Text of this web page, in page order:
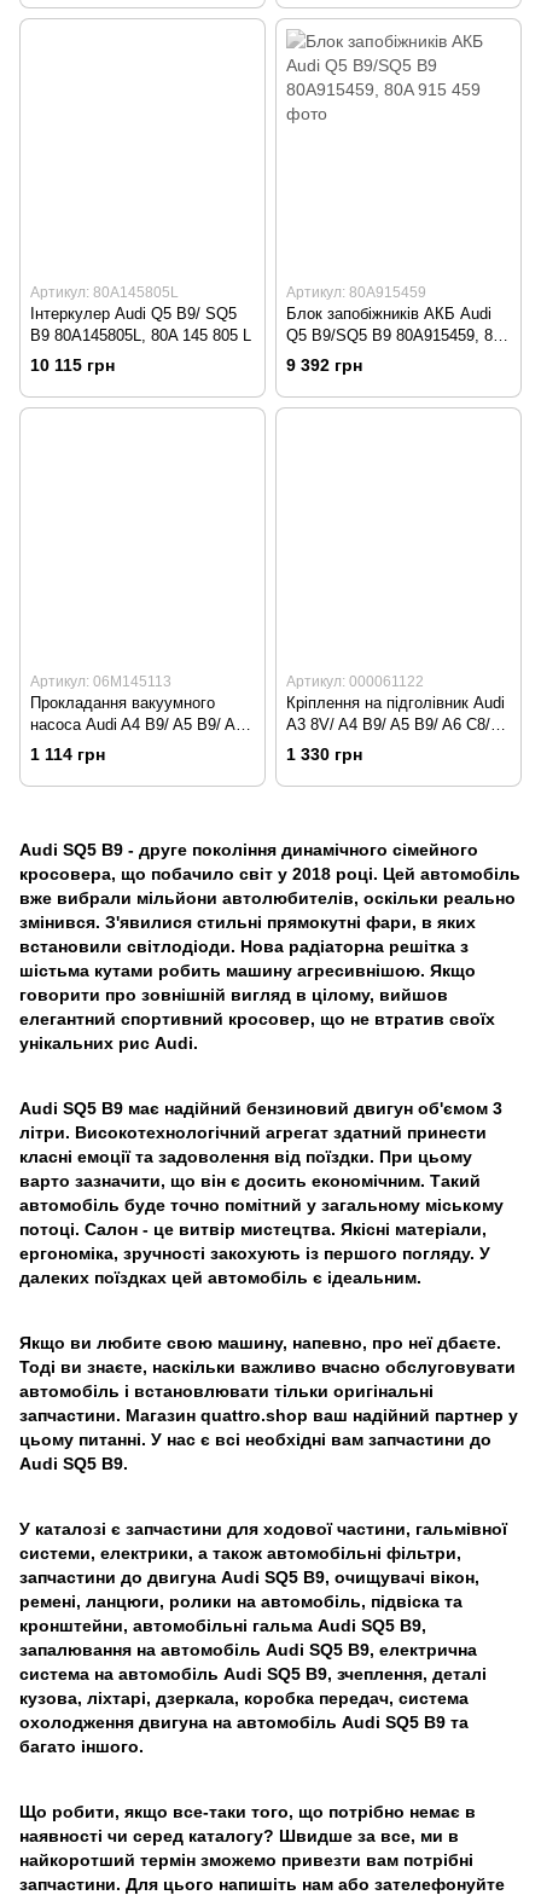
971 832
Артикул: 80A145805L
Інтеркулер Audi Q5 B9/ SQ5
B9 80A145805L, 80A 145 805 L
10 115 грн
Артикул: 80A915459
Блок запобіжників АКБ Audi
Q5 B9/SQ5 B9 80A915459, 80A
915 459
9 392 грн
Артикул: 06M145113
Прокладання вакуумного
насоса Audi A4 B9/ A5 B9/ A6
C8/ A7 C8/ A8 D5/ Q7 4M/ Q8
4M 06M145113, 06M 145 113
1 114 грн
Артикул: 000061122
Кріплення на підголівник Audi
A3 8V/ A4 B9/ A5 B9/ A6 C8/
A7 C8/ Q7 4M/ Q8 4M
000061122, 000 061 122
1 330 грн
Audi SQ5 B9 - друге покоління динамічного сімейного
кросовера, що побачило світ у 2018 році. Цей автомобіль
вже вибрали мільйони автолюбителів, оскільки реально
змінився. З'явилися стильні прямокутні фари, в яких
встановили світлодіоди. Нова радіаторна решітка з
шістьма кутами робить машину агресивнішою. Якщо
говорити про зовнішній вигляд в цілому, вийшов
елегантний спортивний кросовер, що не втратив своїх
унікальних рис Audi.
Audi SQ5 B9 має надійний бензиновий двигун об'ємом 3
літри. Високотехнологічний агрегат здатний принести
класні емоції та задоволення від поїздки. При цьому
варто зазначити, що він є досить економічним. Такий
автомобіль буде точно помітний у загальному міському
потоці. Салон - це витвір мистецтва. Якісні матеріали,
ергономіка, зручності закохують із першого погляду. У
далеких поїздках цей автомобіль є ідеальним.
Якщо ви любите свою машину, напевно, про неї дбаєте.
Тоді ви знаєте, наскільки важливо вчасно обслуговувати
автомобіль і встановлювати тільки оригінальні
запчастини. Магазин quattro.shop ваш надійний партнер у
цьому питанні. У нас є всі необхідні вам запчастини до
Audi SQ5 B9.
У каталозі є запчастини для ходової частини, гальмівної
системи, електрики, а також автомобільні фільтри,
запчастини до двигуна Audi SQ5 B9, очищувачі вікон,
ремені, ланцюги, ролики на автомобіль, підвіска та
кронштейни, автомобільні гальма Audi SQ5 B9,
запалювання на автомобіль Audi SQ5 B9, електрична
система на автомобіль Audi SQ5 B9, зчеплення, деталі
кузова, ліхтарі, дзеркала, коробка передач, система
охолодження двигуна на автомобіль Audi SQ5 B9 та
багато іншого.
Що робити, якщо все-таки того, що потрібно немає в
наявності чи серед каталогу? Швидше за все, ми в
найкоротший термін зможемо привезти вам потрібні
запчастини. Для цього напишіть нам або зателефонуйте